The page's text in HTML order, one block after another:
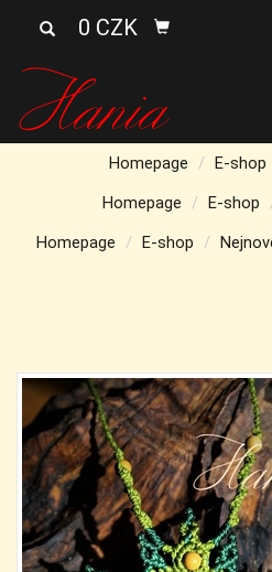
0 CZK
Homepage E-shop
Homepage
E-shop
Homepage
E-shop